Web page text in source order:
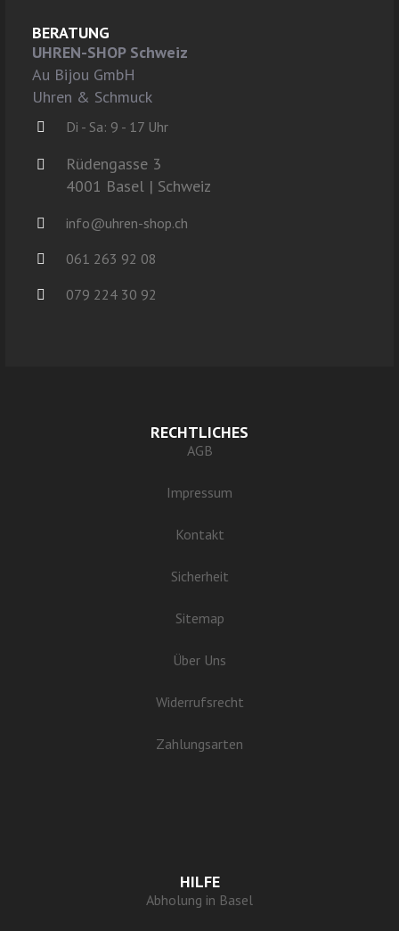
BERATUNG
UHREN-SHOP Schweiz
Au Bijou GmbH
Uhren & Schmuck
Di - Sa: 9 - 17 Uhr
Rüdengasse 3
4001 Basel | Schweiz
info@uhren-shop.ch
061 263 92 08
079 224 30 92
RECHTLICHES
AGB
Impressum
Kontakt
Sicherheit
Sitemap
Über Uns
Widerrufsrecht
Zahlungsarten
HILFE
Abholung in Basel